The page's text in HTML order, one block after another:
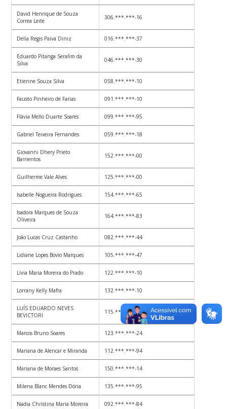
David Henrique de Souza
Correa Leite
306.***.***-16
Delia Regis Paiva Diniz 016.***.***-37
Eduardo Pitanga Serafim da
Silva
046.***.***-30
Etienne Souza Silva 058.***.***-10
Fausto Pinheiro de Farias 091.***.***-10
Flávia Mello Duarte Soares 099.***.***-95
Gabriel Teixeira Fernandes 059.***.***-18
Giovanni Dhery Prieto
Barrientos
152.***.***-00
Guilherme Vale Alves 125.***.***-00
Isabelle Nogueira Rodrigues 154.***.***-65
Isadora Marques de Souza
Oliveira
164.***.***-83
João Lucas Cruz Castanho 082.***.***-44
Lidiane Lopes Bovio Marques 105.***.***-47
Lívia Maria Moreira do Prado 122.***.***-10
Lorrany Kelly Mafra 132.***.***-10
LUÍS EDUARDO NEVES
BEVICTORI
115.***.***-75
Marcos Bruno Soares 123.***.***-24
Mariana de Alencar e Miranda 112.***.***-94
Mariana de Moraes Santos 150.***.***-14
Milena Blanc Mendes Dória 135.***.***-95
Nadia Christina Maria Moreira 092.***.***-84